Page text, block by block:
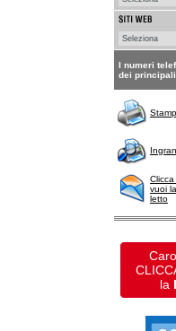
I numeri
dei
vuoi
letto
la